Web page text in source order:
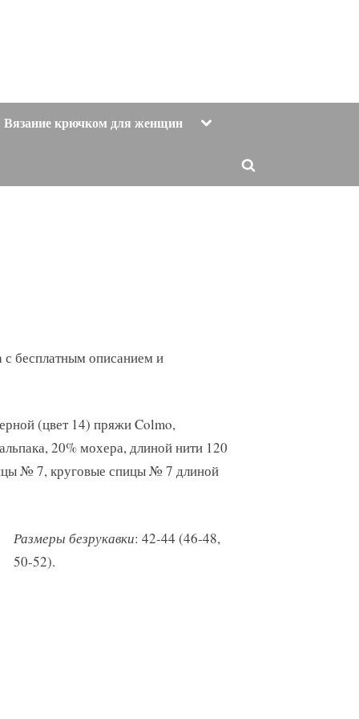
Вязание крючком для женщин Toggle
Toggle
с бесплатным описанием и
(цвет 14) пряжи Colmo,
20% мохера, длиной нити 120
№ 7, круговые спицы № 7 длиной
Размеры безрукавки: 42-44 (46-48,
50-52).